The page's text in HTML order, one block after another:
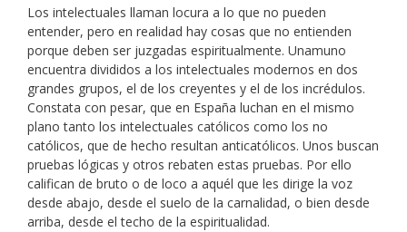
Los intelectuales llaman locura a lo que no pueden
entender, pero en realidad hay cosas que no entienden
porque deben ser juzgadas espiritualmente. Unamuno
encuentra divididos a los intelectuales modernos en dos
grandes grupos, el de los creyentes y el de los incrédulos.
Constata con pesar, que en España luchan en el mismo
plano tanto los intelectuales católicos como los no
católicos, que de hecho resultan anticatólicos. Unos buscan
pruebas lógicas y otros rebaten estas pruebas. Por ello
califican de bruto o de loco a aquél que les dirige la voz
desde abajo, desde el suelo de la carnalidad, o bien desde
arriba, desde el techo de la espiritualidad.